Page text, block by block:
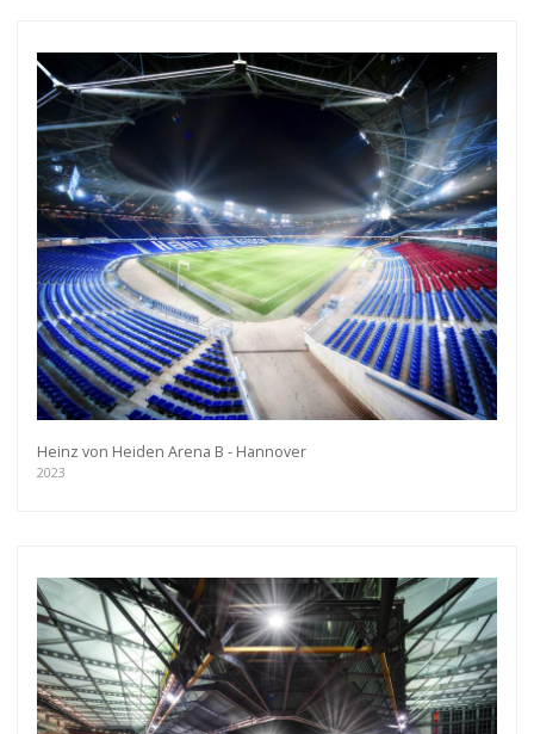
Heinz von Heiden Arena B - Hannover
2023